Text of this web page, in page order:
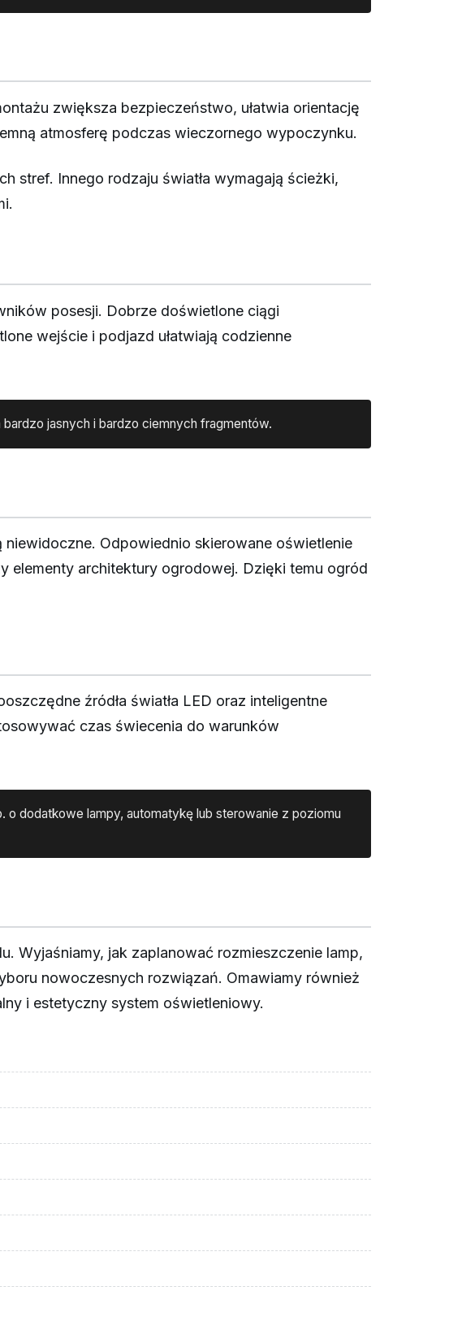
zwiększa bezpieczeństwo, ułatwia orientację
atmosferę podczas wieczornego wypoczynku.
stref. Innego rodzaju światła wymagają ścieżki,
posesji. Dobrze doświetlone ciągi
wejście i podjazd ułatwiają codzienne
jasnych i bardzo ciemnych fragmentów.
Odpowiednio skierowane oświetlenie
architektury ogrodowej. Dzięki temu ogród
źródła światła LED oraz inteligentne
czas świecenia do warunków
dodatkowe lampy, automatykę lub sterowanie z poziomu
Wyjaśniamy, jak zaplanować rozmieszczenie lamp,
nowoczesnych rozwiązań. Omawiamy również
i estetyczny system oświetleniowy.